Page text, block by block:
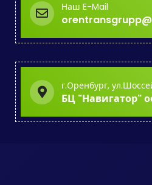
Наш E-Mail
г.Оренбург,
БЦ "Навигатор"